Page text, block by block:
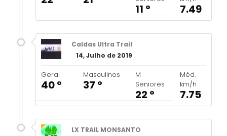
11 º 7.49
Caldas Ultra Trail
14, Julho de 2019
Geral
40 º
Masculinos
37 º
M
Seniores
22 º
Méd.
km/h
7.75
LX TRAIL MONSANTO